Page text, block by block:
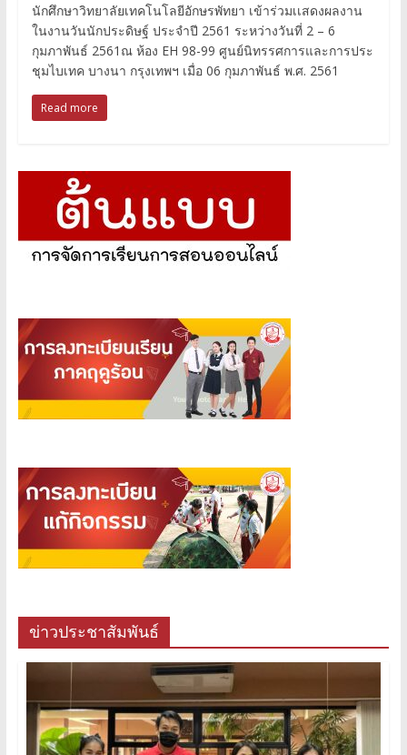
นักศึกษาวิทยาลัยเทคโนโลยีอักษรพัทยา เข้าร่วมเเสดงผลงาน
ในงานวันนักประดิษฐ์ ประจำปี 2561 ระหว่างวันที่ 2 – 6
กุมภาพันธ์ 2561ณ ห้อง EH 98-99 ศูนย์นิทรรศการและการประ
ชุมไบเทค บางนา กรุงเทพฯ เมื่อ 06 กุมภาพันธ์ พ.ศ. 2561
Read more
ข่าวประชาสัมพันธ์